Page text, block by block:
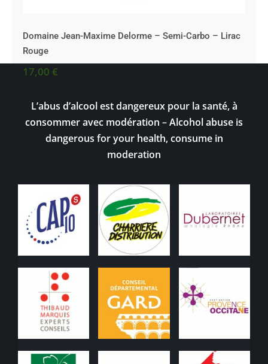
Domaine Jean-Maxime Delorme – Semi-Carbo – Lirac
Rouge
17,00 €
L’abus d’alcool est dangereux pour la santé, à
consommer avec modération – Alcohol abuse is
dangerous for your health, consume in
moderation